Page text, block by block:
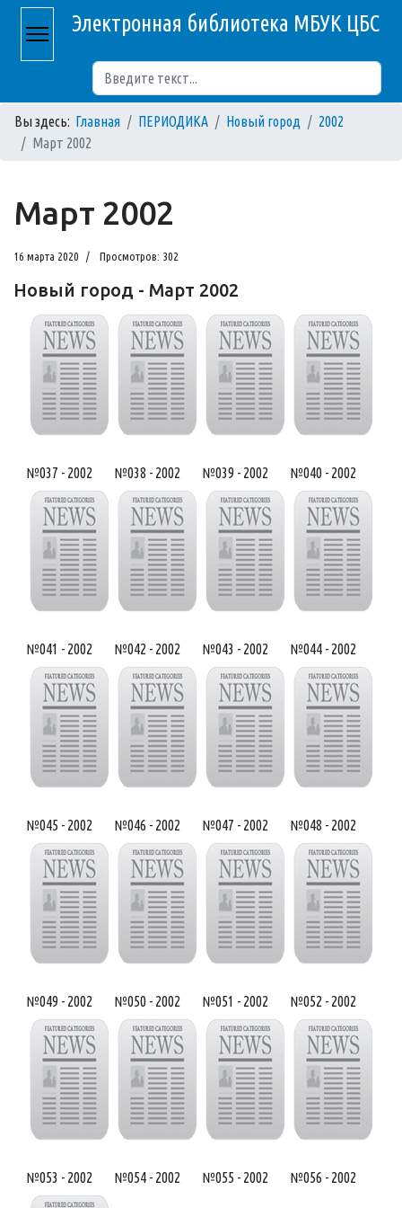
Электронная библиотека МБУК ЦБС
Вы здесь: Главная ПЕРИОДИКА Новый город
2002
Март 2002
Март 2002
16 марта 2020 Просмотров: 302
Новый город - Март 2002
№037 - 2002 №038 - 2002 №039 - 2002 №040 - 2002
№041 - 2002 №042 - 2002 №043 - 2002 №044 - 2002
№045 - 2002 №046 - 2002 №047 - 2002 №048 - 2002
№049 - 2002 №050 - 2002 №051 - 2002 №052 - 2002
№053 - 2002 №054 - 2002 №055 - 2002 №056 - 2002